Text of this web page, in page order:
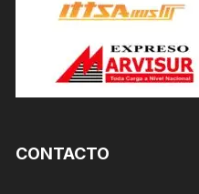
CONTACTO